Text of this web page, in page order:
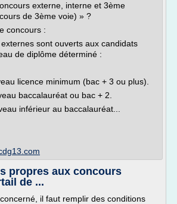
externe, interne et 3ème
de 3ème voie) » ?
concours :
sont ouverts aux candidats
de diplôme déterminé :
licence minimum (bac + 3 ou plus).
baccalauréat ou bac + 2.
inférieur au baccalauréat...
propres aux concours
de ...
il faut remplir des conditions